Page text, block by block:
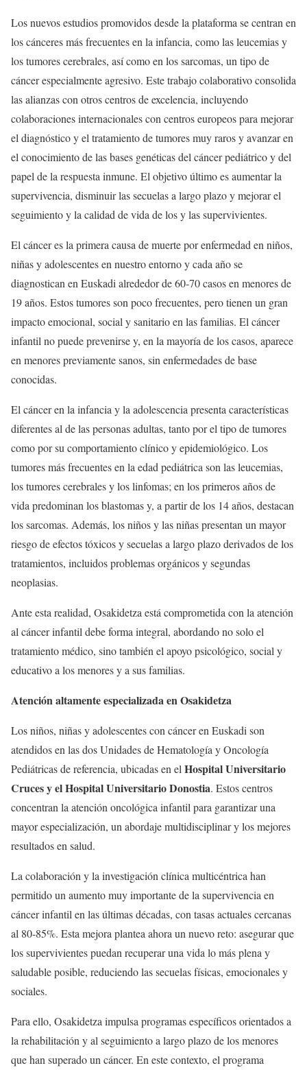
Los nuevos estudios promovidos desde la plataforma se centran en
los cánceres más frecuentes en la infancia, como las leucemias y
los tumores cerebrales, así como en los sarcomas, un tipo de
cáncer especialmente agresivo. Este trabajo colaborativo consolida
las alianzas con otros centros de excelencia, incluyendo
colaboraciones internacionales con centros europeos para mejorar
el diagnóstico y el tratamiento de tumores muy raros y avanzar en
el conocimiento de las bases genéticas del cáncer pediátrico y del
papel de la respuesta inmune. El objetivo último es aumentar la
supervivencia, disminuir las secuelas a largo plazo y mejorar el
seguimiento y la calidad de vida de los y las supervivientes.
El cáncer es la primera causa de muerte por enfermedad en niños,
niñas y adolescentes en nuestro entorno y cada año se
diagnostican en Euskadi alrededor de 60-70 casos en menores de
19 años. Estos tumores son poco frecuentes, pero tienen un gran
impacto emocional, social y sanitario en las familias. El cáncer
infantil no puede prevenirse y, en la mayoría de los casos, aparece
en menores previamente sanos, sin enfermedades de base
conocidas.
El cáncer en la infancia y la adolescencia presenta características
diferentes al de las personas adultas, tanto por el tipo de tumores
como por su comportamiento clínico y epidemiológico. Los
tumores más frecuentes en la edad pediátrica son las leucemias,
los tumores cerebrales y los linfomas; en los primeros años de
vida predominan los blastomas y, a partir de los 14 años, destacan
los sarcomas. Además, los niños y las niñas presentan un mayor
riesgo de efectos tóxicos y secuelas a largo plazo derivados de los
tratamientos, incluidos problemas orgánicos y segundas
neoplasias.
Ante esta realidad, Osakidetza está comprometida con la atención
al cáncer infantil debe forma integral, abordando no solo el
tratamiento médico, sino también el apoyo psicológico, social y
educativo a los menores y a sus familias.
Atención altamente especializada en Osakidetza
Los niños, niñas y adolescentes con cáncer en Euskadi son
atendidos en las dos Unidades de Hematología y Oncología
Pediátricas de referencia, ubicadas en el Hospital Universitario
Cruces y el Hospital Universitario Donostia. Estos centros
concentran la atención oncológica infantil para garantizar una
mayor especialización, un abordaje multidisciplinar y los mejores
resultados en salud.
La colaboración y la investigación clínica multicéntrica han
permitido un aumento muy importante de la supervivencia en
cáncer infantil en las últimas décadas, con tasas actuales cercanas
al 80-85%. Esta mejora plantea ahora un nuevo reto: asegurar que
los supervivientes puedan recuperar una vida lo más plena y
saludable posible, reduciendo las secuelas físicas, emocionales y
sociales.
Para ello, Osakidetza impulsa programas específicos orientados a
la rehabilitación y al seguimiento a largo plazo de los menores
que han superado un cáncer. En este contexto, el programa